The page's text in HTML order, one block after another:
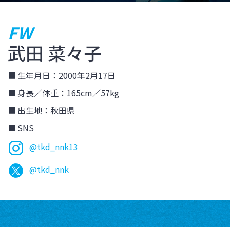
FW
武田 菜々子
生年月日：2000年2月17日
身長／体重：165cm／57kg
出生地：秋田県
SNS
@tkd_nnk13
@tkd_nnk